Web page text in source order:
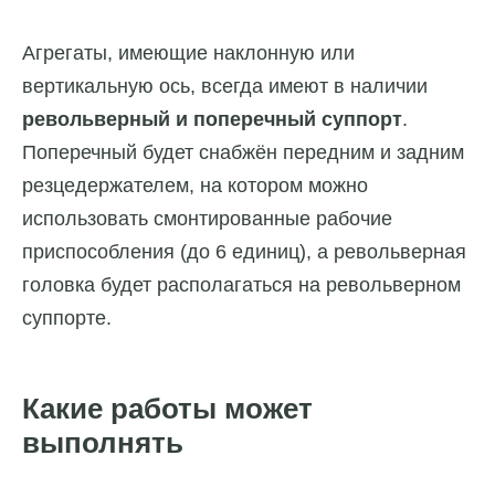
Агрегаты, имеющие наклонную или
вертикальную ось, всегда имеют в наличии
револьверный и поперечный суппорт.
Поперечный будет снабжён передним и задним
резцедержателем, на котором можно
использовать смонтированные рабочие
приспособления (до 6 единиц), а револьверная
головка будет располагаться на револьверном
суппорте.
Какие работы может
выполнять